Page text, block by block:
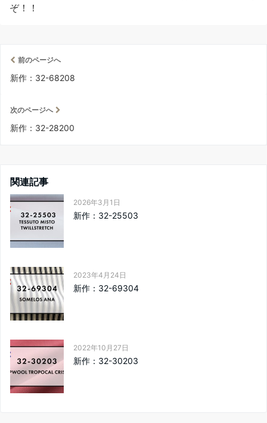
ぞ！！
前のページへ
新作：32-68208
次のページへ
新作：32-28200
関連記事
2026年3月1日
新作：32-25503
2023年4月24日
新作：32-69304
2022年10月27日
新作：32-30203